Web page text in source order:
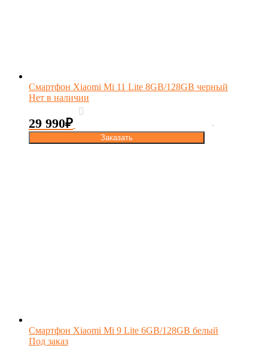
Смартфон Xiaomi Mi 11 Lite 8GB/128GB черный
Нет в наличии
29 990₽
Заказать
Смартфон Xiaomi Mi 9 Lite 6GB/128GB белый
Под заказ